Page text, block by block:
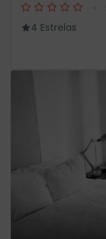
4 Estrelas